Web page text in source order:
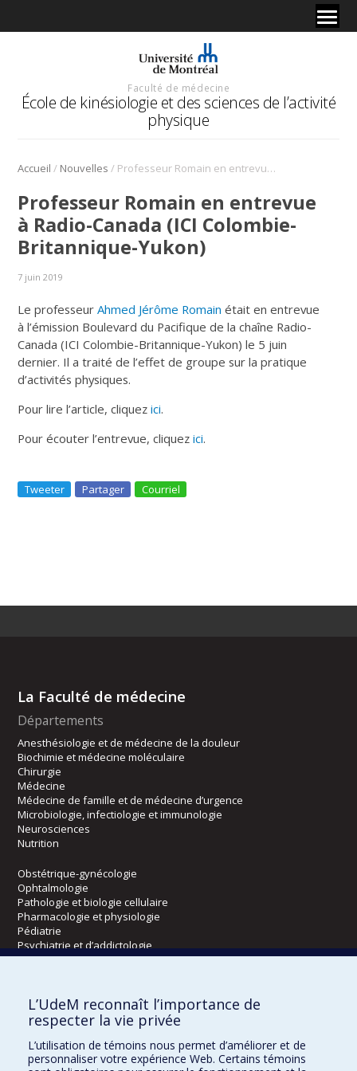
Faculté de médecine
École de kinésiologie et des sciences de l’activité
physique
Accueil / Nouvelles / Professeur Romain en entrevue à Radio-Canada (ICI Colombie-Britannique-Yukon)
Professeur Romain en entrevue
à Radio-Canada (ICI Colombie-
Britannique-Yukon)
7 juin 2019
Le professeurAhmed Jérôme Romain était en entrevue
à l’émission Boulevard du Pacifique de la chaîne Radio-
Canada (ICI Colombie-Britannique-Yukon) le 5 juin
dernier. Il a traité de l’effet de groupe sur la pratique
d’activités physiques.
Pour lire l’article, cliquezici.
Pour écouter l’entrevue, cliquezici.
Tweeter Partager Courriel
La Faculté de médecine
Départements
Anesthésiologie et de médecine de la douleur
Biochimie et médecine moléculaire
Chirurgie
Médecine
Médecine de famille et de médecine d’urgence
Microbiologie, infectiologie et immunologie
Neurosciences
Nutrition
Obstétrique-gynécologie
Ophtalmologie
Pathologie et biologie cellulaire
Pharmacologie et physiologie
Pédiatrie
Psychiatrie et d’addictologie
Radiologie, radio-oncologie et médecine nucléaire
Écoles
Orthophonie et audiologie
Réadaptation
L’UdeM reconnaît l’importance de
respecter la vie privée
L’utilisation de témoins nous permet d’améliorer et de
personnaliser votre expérience Web. Certains témoins